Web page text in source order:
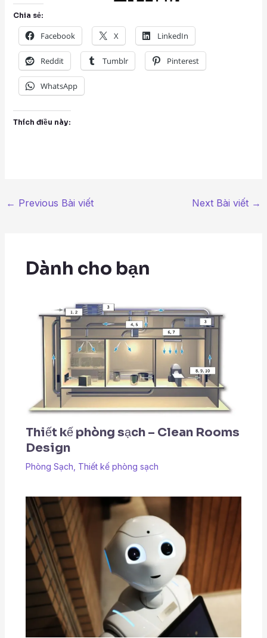
Chia sẻ:
Facebook X LinkedIn
Reddit Tumblr Pinterest
WhatsApp
Thích điều này:
← Previous Bài viết Next Bài viết →
Dành cho bạn
Thiết kế phòng sạch – Clean Rooms
Design
Phòng Sạch Thiết kế phòng sạch